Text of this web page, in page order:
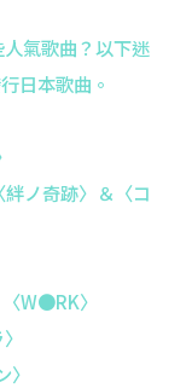
氣歌曲？以下迷
日本歌曲。
ノ奇跡〉＆〈コ
W●RK〉